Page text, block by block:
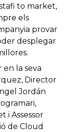
to market,
els
provar
desplegar
en la seva
Director
Jordán
i Assessor
de Cloud